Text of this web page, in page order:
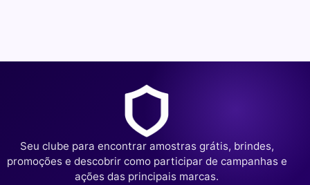
Seu clube para encontrar amostras grátis, brindes,
promoções e descobrir como participar de campanhas e
ações das principais marcas.